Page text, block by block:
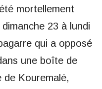
mortellement
23 à lundi
qui a opposé
une boîte de
de Kouremalé,